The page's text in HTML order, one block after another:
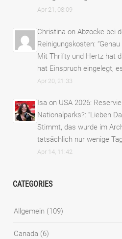
Apr 21, 08:09
Christina onAbzocke bei
Reinigungskosten: “
Mit Thrifty und Hertz hat
hat Einspruch eingelegt,
Apr 20, 21:33
Isa on USA 2026:
Nationalparks?: “Lieben
Stimmt, das wurde im
tatsächlich nur wenige
Apr 14, 11:42
CATEGORIES
Allgemein (109)
Canada (6)